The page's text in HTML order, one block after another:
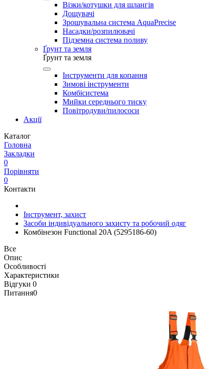
Візки/котушки для шлангів
Дощувачі
Зрошувальна система AquaPrecise
Насадки/розпилювачі
Підземна система поливу
Ґрунт та земля
Ґрунт та земля
Інструменти для копання
Зимові інструменти
Комбісистема
Мийки середнього тиску
Повітродуви/пилососи
Акції
Каталог
Головна
Закладки
0
Порівняти
0
Контакти
Інструмент, захист
Засоби індивідуального захисту та робочий одяг
Комбінезон Functional 20A (5295186-60)
Все
Опис
Особливості
Характеристики
Відгуки 0
Питання0